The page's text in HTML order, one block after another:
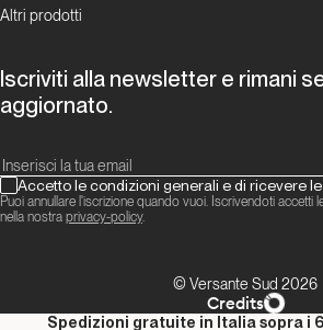
Altri prodotti
Iscriviti alla newsletter e rimani
aggiornato.
Accetto le condizioni generali e di ricevere
Puoi annullare l'iscrizione quando vuoi. Iscrivendoti accetti
nella nostra privacy-policy.
© Versante Sud 2026
Credits
Spedizioni gratuite in Italia sopra i